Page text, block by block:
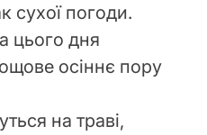
сухої погоди.
цього дня
осіннє пору
на траві,